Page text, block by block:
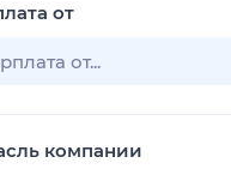
от
компании